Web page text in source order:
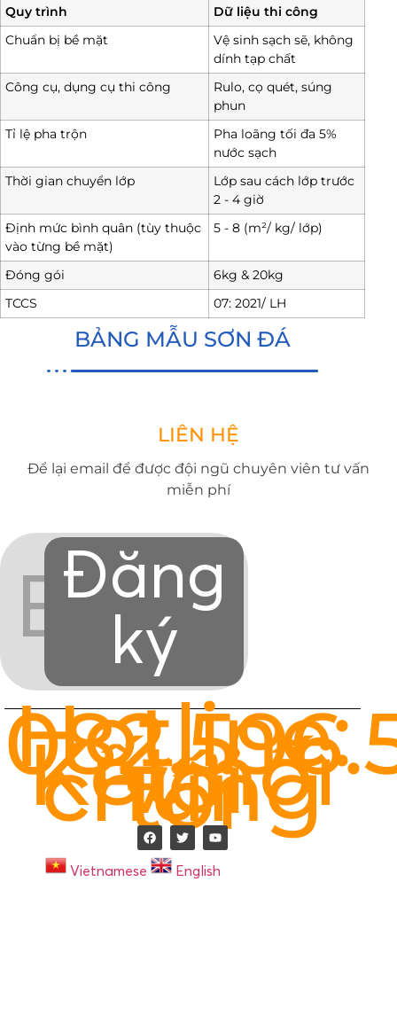
Quy trình
Dữ liệu thi công
Chuẩn bị bề mặt
Vệ sinh sạch sẽ, không
dính tạp chất
Công cụ, dụng cụ thi công
Rulo, cọ quét, súng
phun
Tỉ lệ pha trộn
Pha loãng tối đa 5%
nước sạch
Thời gian chuyển lớp
Lớp sau cách lớp trước
2 - 4 giờ
Định mức bình quân (tùy thuộc
vào từng bề mặt)
5 - 8 (m²/ kg/ lớp)
Đóng gói
6kg & 20kg
TCCS
07: 2021/ LH
BẢNG MẪU SƠN ĐÁ
LIÊN HỆ
Để lại email để được đội ngũ chuyên viên tư vấn
miễn phí
Đăng
ký
Hotline:
Kết nối
với
chúng
tôi
Vietnamese English